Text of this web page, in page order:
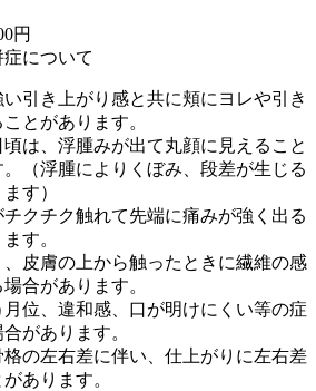
円
について
い引き上がり感と共に頬にヨレや引き
とがあります。
頃は、浮腫みが出て丸顔に見えること
。（浮腫によりくぼみ、段差が生じる
す）
チクチク触れて先端に痛みが強く出る
す。
、皮膚の上から触ったときに繊維の感
合があります。
月位、違和感、口が明けにくい等の症
があります。
格の左右差に伴い、仕上がりに左右差
あります。